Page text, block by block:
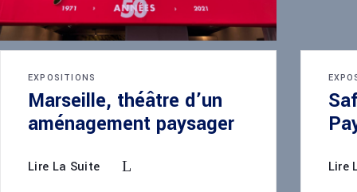
EXPOSITIONS
Marseille, théâtre d’un
aménagement paysager
Lire La Suite Lire